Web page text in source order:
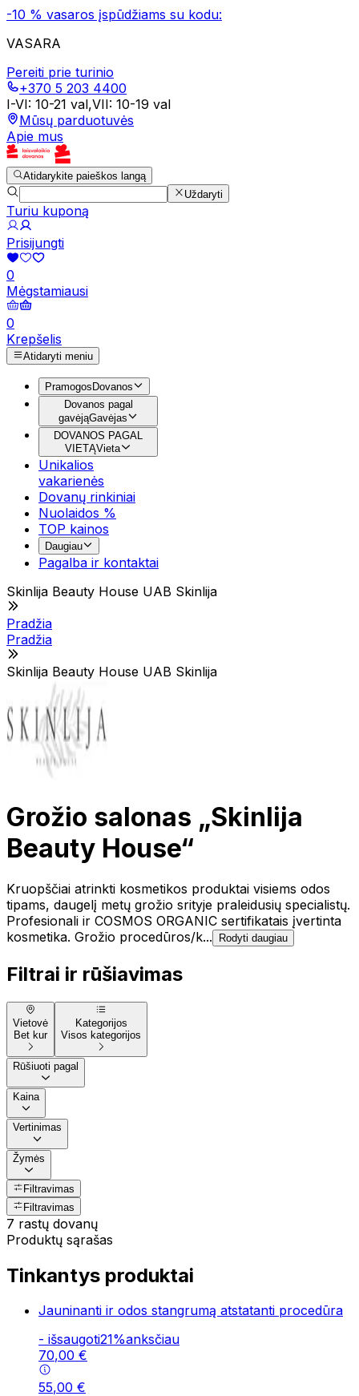
-10 % vasaros įspūdžiams su kodu:
VASARA
Pereiti prie turinio
+370 5 203 4400
I-VI: 10-21 val,VII: 10-19 val
Mūsų parduotuvės
Apie mus
Atidarykite paieškos langą
Uždaryti
Turiu kuponą
Prisijungti
0
Mėgstamiausi
0
Krepšelis
Atidaryti meniu
Pramogos Dovanos
Dovanos pagal
gavėjąGavėjas
DOVANOS PAGAL
VIETĄVieta
Unikalios
vakarienės
Dovanų rinkiniai
Nuolaidos %
TOP kainos
Daugiau
Pagalba ir kontaktai
Skinlija Beauty House UAB Skinlija
Pradžia
Pradžia
Skinlija Beauty House UAB Skinlija
Grožio salonas „Skinlija
Beauty House“
Kruopščiai atrinkti kosmetikos produktai visiems odos
tipams, daugelį metų grožio srityje praleidusių specialistų.
Profesionali ir COSMOS ORGANIC sertifikatais įvertinta
kosmetika. Grožio procedūros/k...
Rodyti daugiau
Filtrai ir rūšiavimas
Vietovė
Bet kur
Kategorijos
Visos kategorijos
Rūšiuoti pagal
Kaina
Vertinimas
Žymės
Filtravimas
Filtravimas
7 rastų dovanų
Produktų sąrašas
Tinkantys produktai
Jauninanti ir odos stangrumą atstatanti procedūra
- išsaugoti21%anksčiau
70,00 €
55,00 €